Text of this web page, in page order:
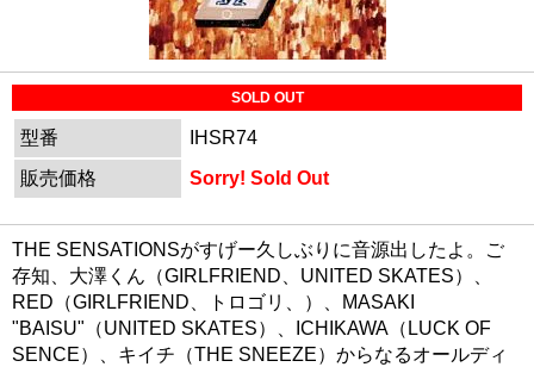
SOLD OUT
型番
IHSR74
販売価格
Sorry! Sold Out
THE SENSATIONSがすげー久しぶりに音源出したよ。ご
存知、大澤くん（GIRLFRIEND、UNITED SKATES）、
RED（GIRLFRIEND、トロゴリ、）、MASAKI
"BAISU"（UNITED SKATES）、ICHIKAWA（LUCK OF
SENCE）、キイチ（THE SNEEZE）からなるオールディ